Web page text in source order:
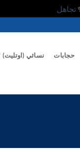
تجاهل
حجابات نسائي (اوتليت)